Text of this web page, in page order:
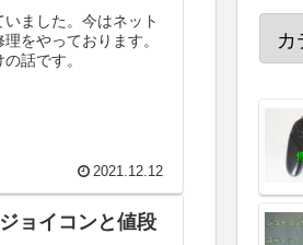
ました。今はネット
をやっております。
話です。
2021.12.12
ョイコンと値段